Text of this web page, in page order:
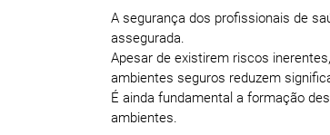
A segurança dos profissionais de
assegurada.
Apesar de existirem riscos
ambientes seguros reduzem
É ainda fundamental a formação
ambientes.